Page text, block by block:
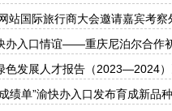
站国际旅行商大会邀请嘉宾考
办入口情谊——重庆尼泊尔合作
色发展人才报告（2023—2024
绩单”渝快办入口发布育成新品